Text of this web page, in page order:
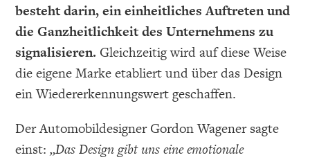
besteht darin, ein einheitliches Auftreten und
die Ganzheitlichkeit des Unternehmens zu
signalisieren. Gleichzeitig wird auf diese Weise
die eigene Marke etabliert und über das Design
ein Wiedererkennungswert geschaffen.
Der Automobildesigner Gordon Wagener sagte
einst:„Das Design gibt uns eine emotionale